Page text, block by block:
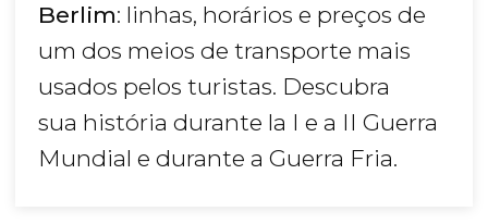
Berlim: linhas, horários e preços de
um dos meios de transporte mais
usados pelos turistas. Descubra
sua história durante la I e a II Guerra
Mundial e durante a Guerra Fria.